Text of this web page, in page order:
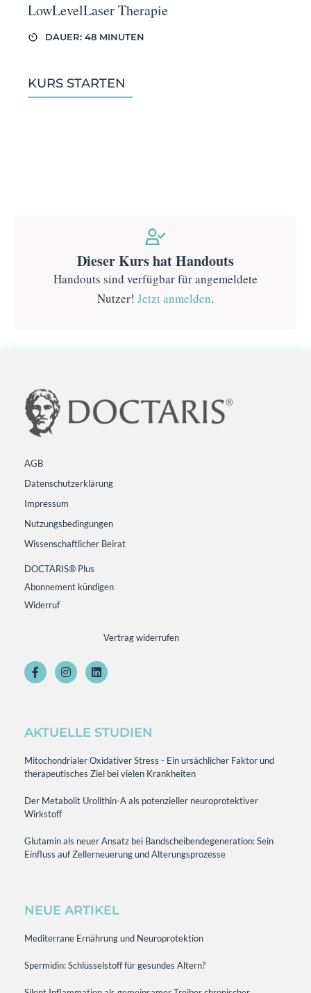
LowLevelLaser Therapie
DAUER: 48 MINUTEN
KURS STARTEN
Dieser Kurs hat Handouts
Handouts sind verfügbar für angemeldete
Nutzer! Jetzt anmelden.
AGB
Datenschutzerklärung
Impressum
Nutzungsbedingungen
Wissenschaftlicher Beirat
DOCTARIS® Plus
Abonnement kündigen
Widerruf
Vertrag widerrufen
AKTUELLE STUDIEN
Mitochondrialer Oxidativer Stress - Ein ursächlicher Faktor und
therapeutisches Ziel bei vielen Krankheiten
Der Metabolit Urolithin-A als potenzieller neuroprotektiver
Wirkstoff
Glutamin als neuer Ansatz bei Bandscheibendegeneration: Sein
Einfluss auf Zellerneuerung und Alterungsprozesse
NEUE ARTIKEL
Mediterrane Ernährung und Neuroprotektion
Spermidin: Schlüsselstoff für gesundes Altern?